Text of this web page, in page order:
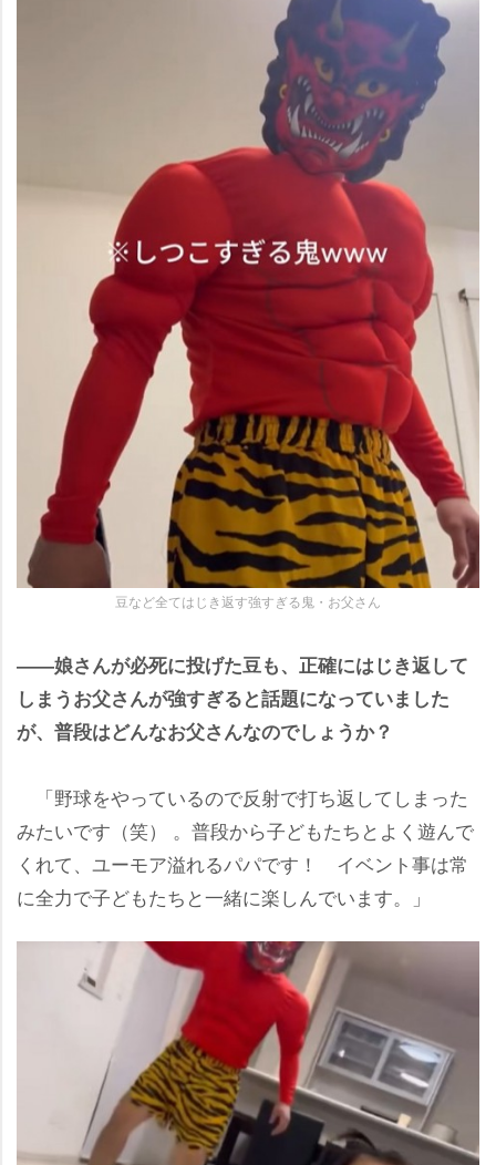
豆など全てはじき返す強すぎる鬼・お父さん
――娘さんが必死に投げた豆も、正確にはじき返して
しまうお父さんが強すぎると話題になっていました
が、普段はどんなお父さんなのでしょうか？
「野球をやっているので反射で打ち返してしまった
みたいです（笑） 。普段から子どもたちとよく遊んで
くれて、ユーモア溢れるパパです！ イベント事は常
に全力で子どもたちと一緒に楽しんでいます。」